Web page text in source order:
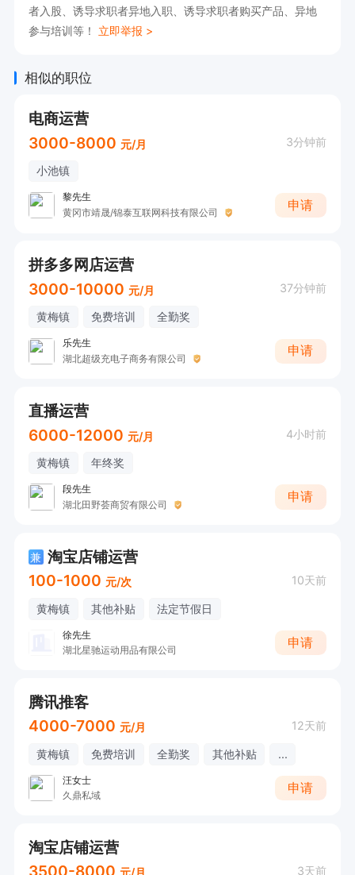
者入股、诱导求职者异地入职、诱导求职者购买产品、异地
参与培训等！ 立即举报 >
相似的职位
电商运营
3000-8000 元/月 3分钟前
小池镇
黎先生
黄冈市靖晟/锦泰互联网科技有限公司
申请
拼多多网店运营
3000-10000 元/月 37分钟前
黄梅镇 免费培训 全勤奖
乐先生
湖北超级充电子商务有限公司
申请
直播运营
6000-12000 元/月 4小时前
黄梅镇 年终奖
段先生
湖北田野荟商贸有限公司
申请
兼 淘宝店铺运营
100-1000 元/次 10天前
黄梅镇 其他补贴 法定节假日
徐先生
湖北星驰运动用品有限公司
申请
腾讯推客
4000-7000 元/月 12天前
黄梅镇 免费培训 全勤奖 其他补贴 ...
汪女士
久鼎私域
申请
淘宝店铺运营
3天前